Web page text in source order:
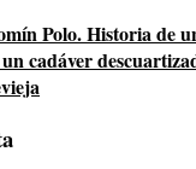
Polo. Historia de
cadáver